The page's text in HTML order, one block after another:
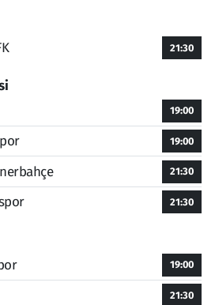
21:30
19:00
19:00
21:30
21:30
19:00
21:30